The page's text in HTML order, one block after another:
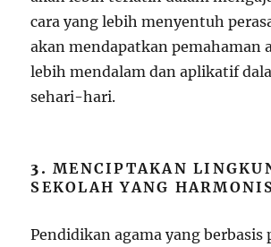
cara yang lebih menyentuh
akan mendapatkan pemahaman
lebih mendalam dan aplikatif
sehari-hari.
3.MENCIPTAKAN
SEKOLAH YANG
Pendidikan agama yang berbasis